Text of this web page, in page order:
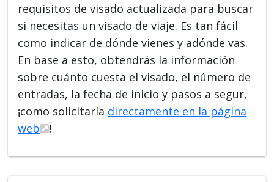
requisitos de visado actualizada para buscar
si necesitas un visado de viaje. Es tan fácil
como indicar de dónde vienes y adónde vas.
En base a esto, obtendrás la información
sobre cuánto cuesta el visado, el número de
entradas, la fecha de inicio y pasos a segur,
¡como solicitarla directamente en la página
web
!